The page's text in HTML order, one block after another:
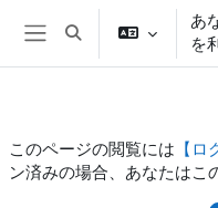
メインコンテンツへスキップ
サイドパネル
検索入力に切り替え
あ
を
このページの閲覧には 【ロ
ン済みの場合、あなたはこ